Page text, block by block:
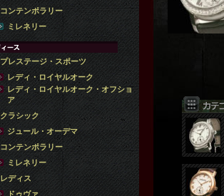
コンテンポラリー
ミレネリー
プレステージ・スポーツ
レディ・ロイヤルオーク
レディ・ロイヤルオーク・オフショ
ア
クラシック
ジュール・オーデマ
コンテンポラリー
ミレネリー
レディス
ドゥヴァ